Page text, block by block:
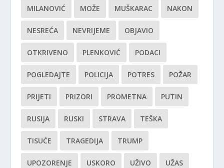
MILANOVIĆ MOŽE MUŠKARAC NAKON
NESREĆA NEVRIJEME OBJAVIO
OTKRIVENO PLENKOVIĆ PODACI
POGLEDAJTE POLICIJA POTRES POŽAR
PRIJETI PRIZORI PROMETNA PUTIN
RUSIJA RUSKI STRAVA TEŠKA
TISUĆE TRAGEDIJA TRUMP
UPOZORENJE USKORO UŽIVO UŽAS